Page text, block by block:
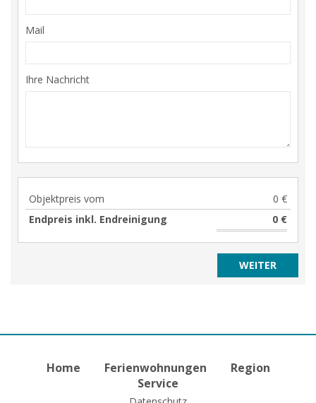
Mail
Ihre Nachricht
Objektpreis vom
0 €
Endpreis inkl. Endreinigung
0 €
Home Ferienwohnungen
Region
Service